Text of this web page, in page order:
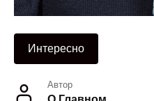
Интересно
Автор